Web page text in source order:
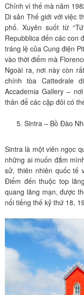
Chính vì thế mà năm
Di sản Thế giới với việc
phố. Xuyên suốt từ
Repubblica đến các con
tráng lệ của Cung điện
vào thời điểm mà
Ngoài ra, nơi này còn
chính tòa Cattedrale
Accademia Gallery –
thân để các cặp đôi có
Sintra – Bồ Đào
Sintra là một viên ngọc
những ai muốn đắm
sử, thiên nhiên quốc tế
Điểm đến thuộc top
quang lãng mạn, được
nổi tiếng thế kỷ thứ 18,